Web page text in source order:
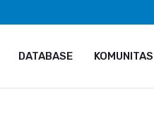
DATABASE KOMUNITAS